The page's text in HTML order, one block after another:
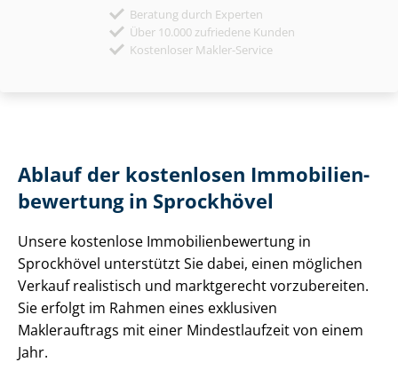
Beratung durch Experten
Über 10.000 zufriedene Kunden
Kostenloser Makler-Service
Ablauf der kostenlosen Im­mo­bi­li­en­
be­wer­tung in Sprockhövel
Unsere kostenlose Im­mo­bi­li­en­be­wer­tung in
Sprockhövel unterstützt Sie dabei, einen möglichen
Verkauf realistisch und marktgerecht vorzubereiten.
Sie erfolgt im Rahmen eines exklusiven
Maklerauftrags mit einer Mindestlaufzeit von einem
Jahr.